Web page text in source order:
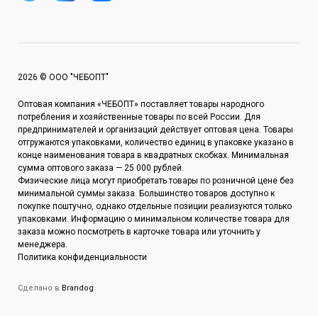
2026 © ООО "ЧЕБОПТ"
Оптовая компания «ЧЕБОПТ» поставляет товары народного
потребления и хозяйственные товары по всей России. Для
предпринимателей и организаций действует оптовая цена. Товары
отгружаются упаковками, количество единиц в упаковке указано в
конце наименования товара в квадратных скобках. Минимальная
сумма оптового заказа — 25 000 рублей.
Физические лица могут приобретать товары по розничной цене без
минимальной суммы заказа. Большинство товаров доступно к
покупке поштучно, однако отдельные позиции реализуются только
упаковками. Информацию о минимальном количестве товара для
заказа можно посмотреть в карточке товара или уточнить у
менеджера.
Политика конфиденциальности
Сделано в Brandog